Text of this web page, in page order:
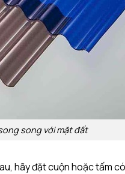
song với mặt đất
hãy đặt cuộn hoặc tấm